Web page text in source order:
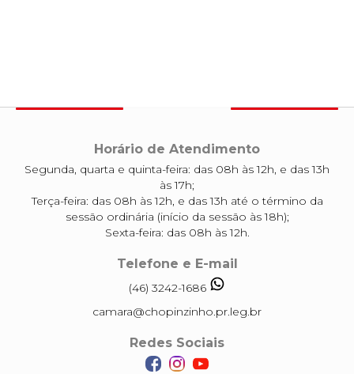
Horário de Atendimento
Segunda, quarta e quinta-feira: das 08h às 12h, e das 13h
às 17h;
Terça-feira: das 08h às 12h, e das 13h até o término da
sessão ordinária (início da sessão às 18h);
Sexta-feira: das 08h às 12h.
Telefone e E-mail
(46) 3242-1686
camara@chopinzinho.pr.leg.br
Redes Sociais